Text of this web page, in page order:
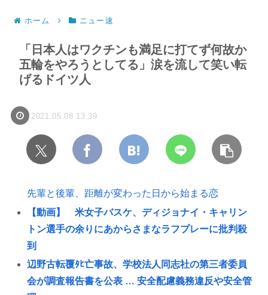
ホーム ニュー速
「日本人はワクチンも満足に打てず何故か
五輪をやろうとしてる」涙を流して笑い転
げるドイツ人
2021.05.08 13:39
先輩と後輩、距離が変わった日から始まる恋
【動画】 米女子バスケ、ディジョナイ・キャリン
トン選手の余りにあからさまなラフプレーに批判殺
到
辺野古転覆ﾀﾋ亡事故、学校法人同志社の第三者委員
会が調査報告書を公表 … 安全配慮義務違反や安全管